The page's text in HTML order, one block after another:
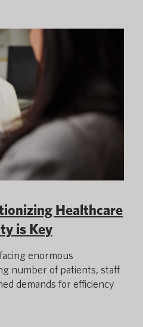
Healthcare
is Key
enormous
number of patients, staff
demands for efficiency